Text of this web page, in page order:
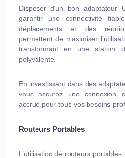
Disposer d’un bon adaptateur
garantir une connectivité
déplacements et des
permettent de maximiser
transformant en une station
polyvalente.
En investissant dans des
vous assurez une connexion
accrue pour tous vos besoins
Routeurs Portables
L’utilisation de routeurs